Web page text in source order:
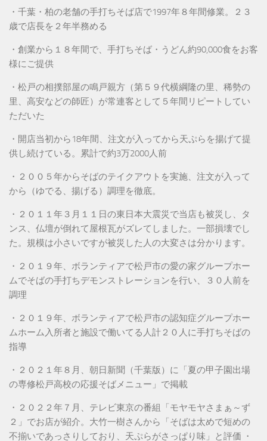
・千葉・柏の老舗の手打ちそば店で1997年８年間修業。２３
歳で店長を２年半務める
・創業から１８年間で、手打ちそば・うどん約90,000食をお客
様にご提供
・松戸の相撲部屋の鳴戸親方（第５９代横綱隆の里、稀勢の
里、高安などの師匠）が常連客として５年間リピートしてい
ただいた
・開店当初から18年間、注文が入ってから天ぷらを揚げて提
供し続けている。累計で約3万2000人前
・２００５年からそばのテイクアウトを実施、注文が入って
から（ゆでる、揚げる）調理を徹底。
・２０１１年３月１１日の東日本大震災で当店も被災し、タ
ンス、仏壇が倒れて屋根瓦がズレてしました。一部損壊でし
た。規模は小さいですが被災した人の大変さは分かります。
・２０１９年、ボランティアで松戸市の愛の家グループホー
ムでそばの手打ちデモンストレーションを行い、３０人前を
調理
・２０１９年、ボランティアで松戸市の認知症グループホー
ムホーム入所者と施設で働いてる人計２０人に手打ちそばの
指導
・２０２１年８月、朝日新聞（千葉版）に「夏の甲子園出場
の専修松戸高校の応援そばメニュー」で掲載
・２０２２年７月、テレビ東京の番組「モヤモヤさまぁ～ず
２」でお店が紹介。大竹一樹さんから「そばは太めで短めの
不揃いであっさりしており、天ぷらがさっぱり味」と評価 ・